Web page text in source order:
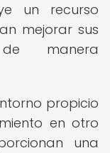
un recurso
mejorar sus
de manera
propicio
en otro
una